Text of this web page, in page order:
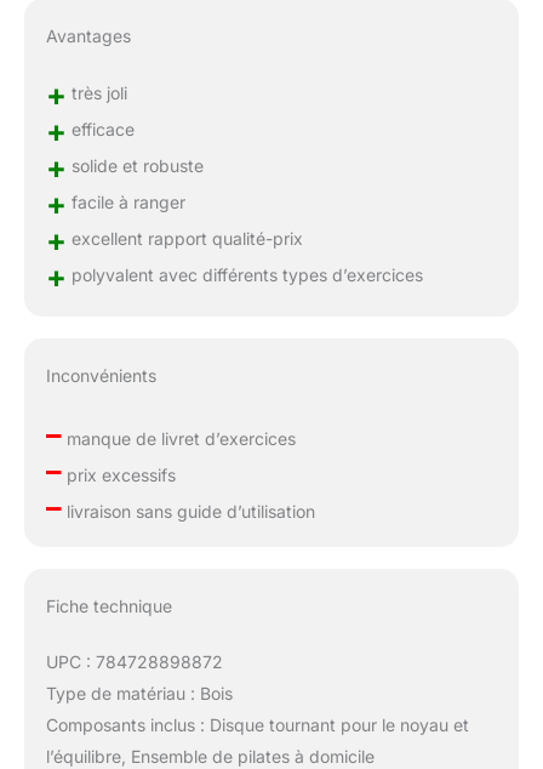
Avantages
+ très joli
+ efficace
+ solide et robuste
+ facile à ranger
+ excellent rapport qualité-prix
+ polyvalent avec différents types d’exercices
Inconvénients
–manque de livret d’exercices
–prix excessifs
–livraison sans guide d’utilisation
Fiche technique
UPC : 784728898872
Type de matériau : Bois
Composants inclus : Disque tournant pour le noyau et
l’équilibre, Ensemble de pilates à domicile